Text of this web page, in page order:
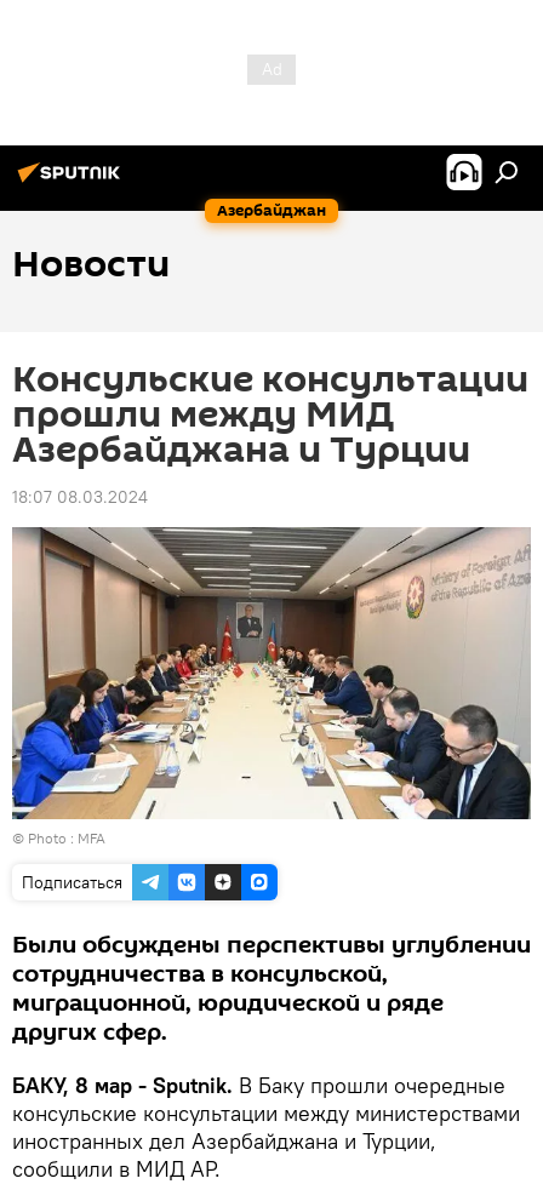
Азербайджан
Новости
Консульские консультации
прошли между МИД
Азербайджана и Турции
18:07 08.03.2024
© Photo : MFA
Подписаться
Были обсуждены перспективы углублении
сотрудничества в консульской,
миграционной, юридической и ряде
других сфер.
БАКУ, 8 мар - Sputnik. В Баку прошли очередные
консульские консультации между министерствами
иностранных дел Азербайджана и Турции,
сообщили в МИД АР.